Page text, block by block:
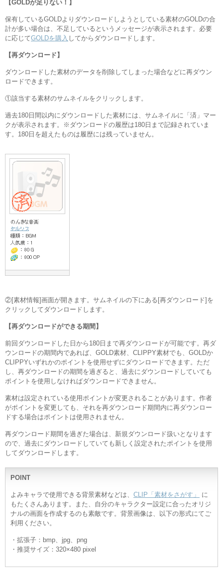
【GOLDが足りない！】
保有しているGOLDよりダウンロードしようとしている素材のGOLDの合
計が多い場合は、不足しているというメッセージが表示されます。必要
に応じてGOLDを購入 してからダウンロードします。
【再ダウンロード】
ダウンロードした素材のデータを削除してしまった場合などに再ダウン
ロードできます。
①該当する素材のサムネイルをクリックします。
過去180日間以内にダウンロードした素材には、サムネイルに「済」マー
クが表示されます。※ダウンロードの履歴は180日まで記録されていま
す。180日を超えたものは履歴には残っていません。
②[素材情報]画面が開きます。サムネイルの下にある[再ダウンロード]を
クリックしてダウンロードします。
【再ダウンロードができる期間】
前回ダウンロードした日から180日まで再ダウンロードが可能です。再ダ
ウンロードの期間内であれば、GOLD素材、CLIPPY素材でも、GOLDか
CLIPPYいずれかのポイントを使用せずにダウンロードできます。ただ
し、再ダウンロードの期間を過ぎると、過去にダウンロードしていても
ポイントを使用しなければダウンロードできません。
素材は設定されている使用ポイントが変更されることがあります。作者
がポイントを変更しても、それを再ダウンロード期間内に再ダウンロー
ドする場合はポイントは使用されません。
再ダウンロード期間を過ぎた場合は、新規ダウンロード扱いとなります
ので、過去にダウンロードしていても新しく設定されたポイントを使用
してダウンロードします。
POINT
よみキャラで使用できる背景素材などは、 CLIP「素材をさがす」
に
もたくさんあります。また、自分のキャラクター設定に合ったオリジ
ナルの画面を作成するのも素敵です。背景画像は、以下の形式にてご
利用ください。
・拡張子：bmp、jpg、png
・推奨サイズ：320×480 pixel